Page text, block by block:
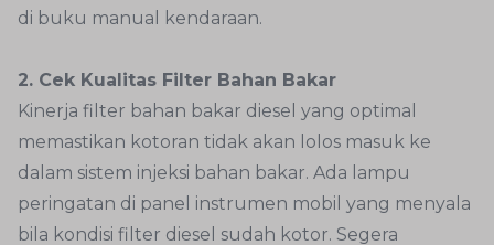
di buku manual kendaraan.
2. Cek Kualitas Filter Bahan Bakar
Kinerja filter bahan bakar diesel yang optimal
memastikan kotoran tidak akan lolos masuk ke
dalam sistem injeksi bahan bakar. Ada lampu
peringatan di panel instrumen mobil yang menyala
bila kondisi filter diesel sudah kotor. Segera